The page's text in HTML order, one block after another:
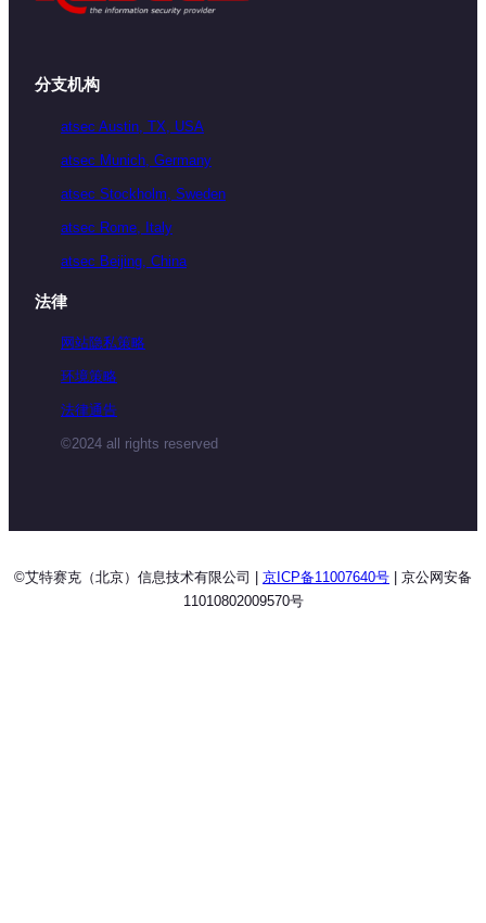
分支机构
atsec Austin, TX, USA
atsec Munich, Germany
atsec Stockholm, Sweden
atsec Rome, Italy
atsec Beijing, China
法律
网站隐私策略
环境策略
法律通告
©2024 all rights reserved
©艾特赛克（北京）信息技术有限公司 | 京ICP备11007640号 | 京公网安备
11010802009570号